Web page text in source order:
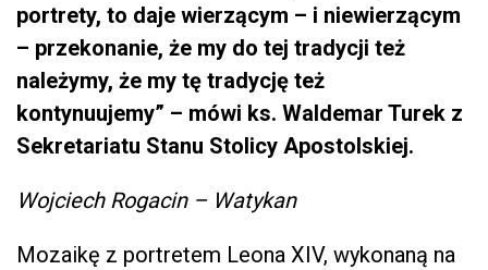
portrety, to daje wierzącym – i niewierzącym
– przekonanie, że my do tej tradycji też
należymy, że my tę tradycję też
kontynuujemy” – mówi ks. Waldemar Turek z
Sekretariatu Stanu Stolicy Apostolskiej.
Wojciech Rogacin – Watykan
Mozaikę z portretem Leona XIV, wykonaną na